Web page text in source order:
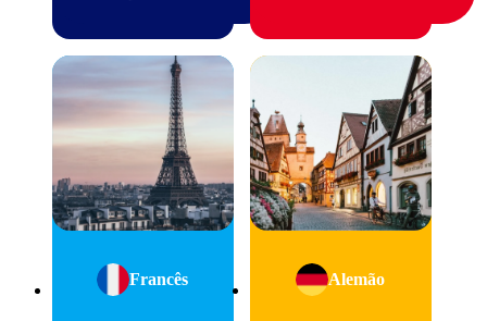
Francês Alemão